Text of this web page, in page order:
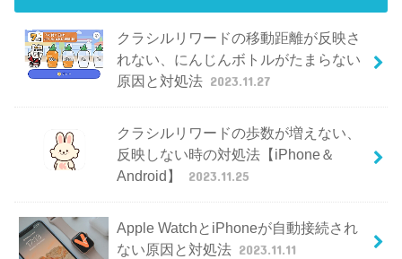
クラシルリワードの移動距離が反映さ
れない、にんじんボトルがたまらない
原因と対処法 2023.11.27
クラシルリワードの歩数が増えない、
反映しない時の対処法【iPhone＆
Android】
2023.11.25
Apple WatchとiPhoneが自動接続され
ない原因と対処法 2023.11.11